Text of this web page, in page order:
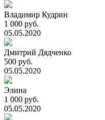
Владимир Кудрин
1 000 руб.
05.05.2020
Дмитрий Дядченко
500 руб.
05.05.2020
Элина
1 000 руб.
05.05.2020